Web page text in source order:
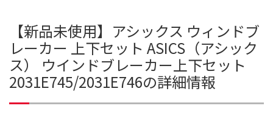
【新品未使用】アシックス ウィンドブ
レーカー 上下セット ASICS（アシック
ス） ウインドブレーカー上下セット
2031E745/2031E746の詳細情報